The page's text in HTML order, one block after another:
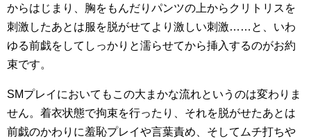
からはじまり、胸をもんだりパンツの上からクリトリスを
刺激したあとは服を脱がせてより激しい刺激……と、いわ
ゆる前戯をしてしっかりと濡らせてから挿入するのがお約
束です。
SMプレイにおいてもこの大まかな流れというのは変わりま
せん。着衣状態で拘束を行ったり、それを脱がせたあとは
前戯のかわりに羞恥プレイや言葉責め、そしてムチ打ちや